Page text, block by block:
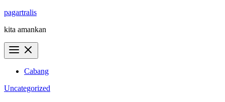
Skip
content
pagartralis
kita amankan
Cabang
Uncategorized